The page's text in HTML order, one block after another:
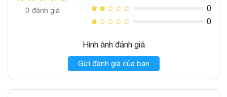
0 đánh giá
0
0
Hình ảnh đánh giá
Gửi đánh giá của bạn